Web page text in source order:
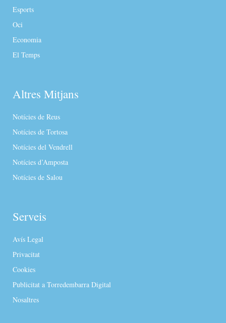
Esports
Oci
Economia
El Temps
Altres Mitjans
Notícies de Reus
Notícies de Tortosa
Notícies del Vendrell
Notícies d’Amposta
Notícies de Salou
Serveis
Avís Legal
Privacitat
Cookies
Publicitat a Torredembarra Digital
Nosaltres